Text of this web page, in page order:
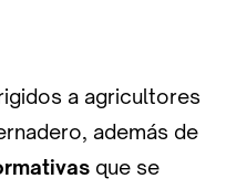
a agricultores
además de
que se